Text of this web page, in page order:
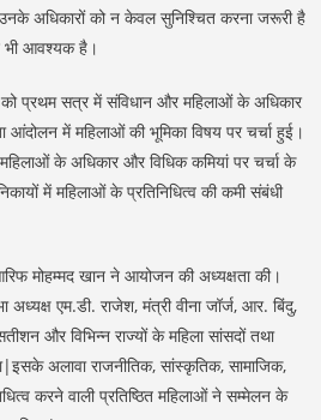
अधिकारों को न केवल सुनिश्चित करना जरूरी है
भी आवश्यक है।
प्रथम सत्र में संविधान और महिलाओं के अधिकार
में महिलाओं की भूमिका विषय पर चर्चा हुई।
के अधिकार और विधिक कमियां पर चर्चा के
में महिलाओं के प्रतिनिधित्व की कमी संबंधी
मोहम्मद खान ने आयोजन की अध्यक्षता की।
अध्यक्ष एम.डी. राजेश, मंत्री वीना जॉर्ज, आर. बिंदु,
और विभिन्न राज्यों के महिला सांसदों तथा
अलावा राजनीतिक, सांस्कृतिक, सामाजिक,
करने वाली प्रतिष्ठित महिलाओं ने सम्मेलन के